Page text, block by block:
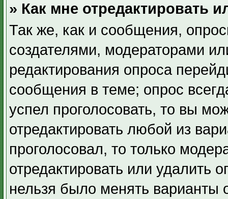
» Как мне отредактировать
Так же, как и сообщения,
создателями, модераторами
редактирования опроса
сообщения в теме; опрос
успел проголосовать, то вы
отредактировать любой из
проголосовал, то только
отредактировать или удалить
нельзя было менять варианты